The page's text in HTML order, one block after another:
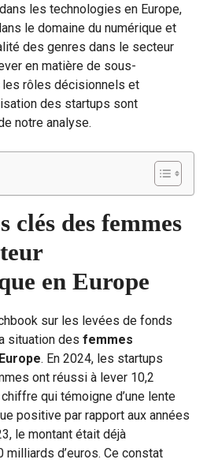
les technologies en Europe,
le domaine du numérique et
des genres dans le secteur
en matière de sous-
rôles décisionnels et
des startups sont
notre analyse.
clés des femmes
en Europe
sur les levées de fonds
situation des femmes
. En 2024, les startups
ont réussi à lever 10,2
qui témoigne d’une lente
positive par rapport aux années
le montant était déjà
milliards d’euros. Ce constat